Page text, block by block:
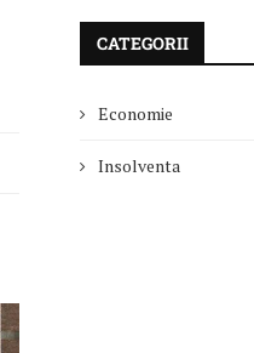
CATEGORII
Economie
Insolventa